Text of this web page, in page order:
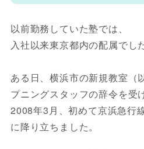
以前勤務していた塾では、
入社以来東京都内の配属でした
ある日、横浜市の新規教室（
プニングスタッフの辞令を受け
2008年3月、初めて京浜急行
に降り立ちました。